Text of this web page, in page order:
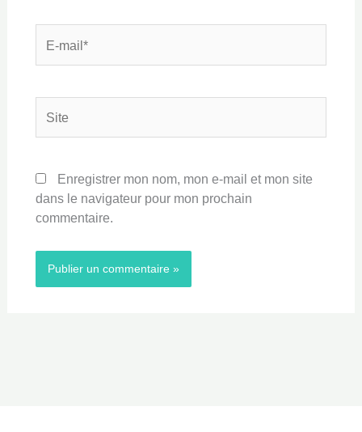
mail*
Enregistrer mon nom, mon e-mail et mon site
dans le navigateur pour mon prochain
commentaire.